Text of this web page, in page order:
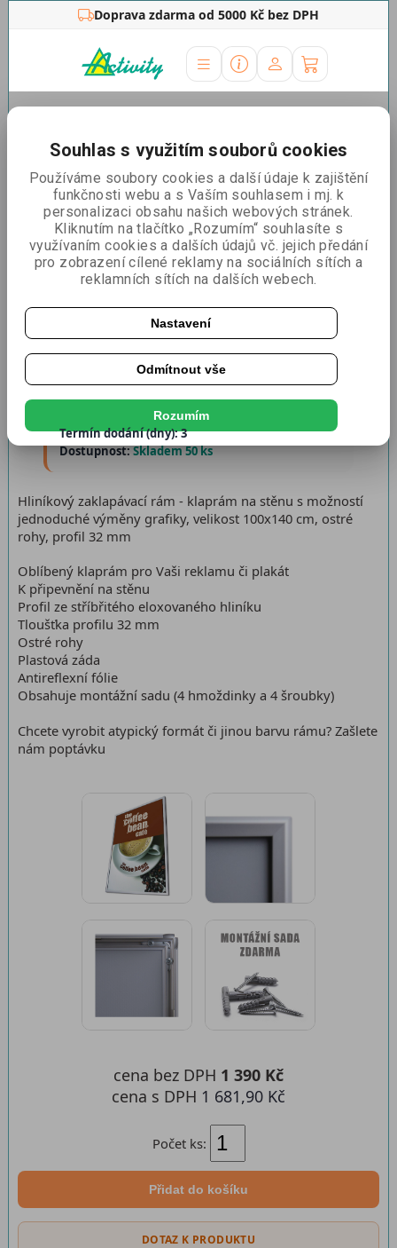
Doprava zdarma od 5000 Kč bez DPH
100x140 cm, ostré rohy
Klaprám 100x140 cm, ostré
rohy
KR100P32G
Termín dodání (dny): 3
Dostupnost:Skladem 50 ks
Hliníkový zaklapávací rám - klaprám na stěnu s možností
jednoduché výměny grafiky, velikost 100x140 cm, ostré
rohy, profil 32 mm
Oblíbený klaprám pro Vaši reklamu či plakát
K připevnění na stěnu
Profil ze stříbřitého eloxovaného hliníku
Tloušťka profilu 32 mm
Ostré rohy
Plastová záda
Antireflexní fólie
Obsahuje montážní sadu (4 hmoždinky a 4 šroubky)
Chcete vyrobit atypický formát či jinou barvu rámu? Zašlete
nám poptávku
Počet ks:
Přidat do košíku
cena bez DPH 1 390 Kč
cena s DPH 1 681,90 Kč
DOTAZ K PRODUKTU
Souhlas s využitím souborů cookies
Používáme soubory cookies a další údaje k zajištění
funkčnosti webu a s Vaším souhlasem i mj. k
personalizaci obsahu našich webových stránek.
Kliknutím na tlačítko „Rozumím“ souhlasíte s
využívaním cookies a dalších údajů vč. jejich předání
pro zobrazení cílené reklamy na sociálních sítích a
reklamních sítích na dalších webech.
Nastavení
Odmítnout vše
Rozumím